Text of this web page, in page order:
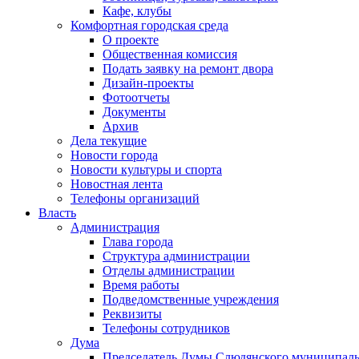
Кафе, клубы
Комфортная городская среда
О проекте
Общественная комиссия
Подать заявку на ремонт двора
Дизайн-проекты
Фотоотчеты
Документы
Архив
Дела текущие
Новости города
Новости культуры и спорта
Новостная лента
Телефоны организаций
Власть
Администрация
Глава города
Структура администрации
Отделы администрации
Время работы
Подведомственные учреждения
Реквизиты
Телефоны сотрудников
Дума